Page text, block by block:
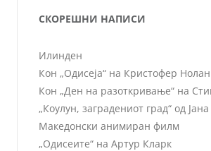
СКОРЕШНИ НАПИСИ
Илинден
Кон „Одисеја“ на Кристофер Нолан
Кон „Ден на разоткривање“ на
„Коулун, заградениот град“ од
Македонски анимиран филм
„Одисеите“ на Артур Кларк